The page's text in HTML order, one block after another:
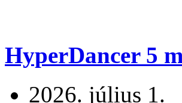
HyperDancer 5
2026. július 1.